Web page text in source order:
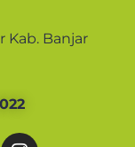
Kab. Banjar